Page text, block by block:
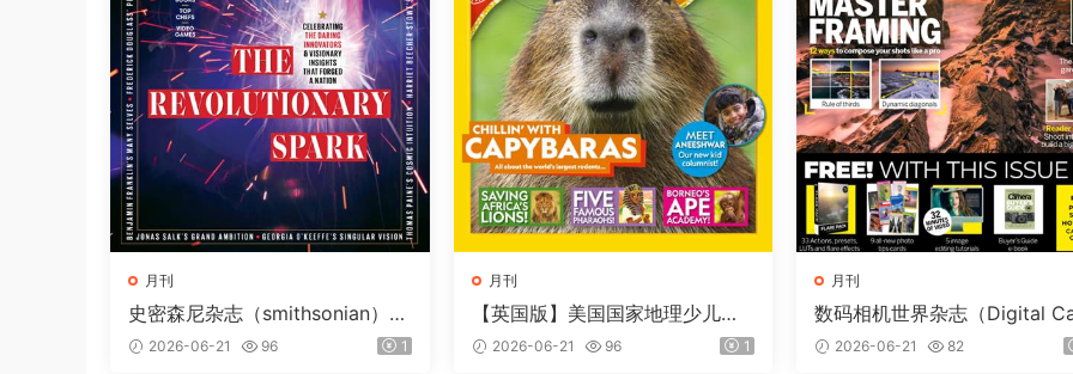
月刊
史密森尼杂志（smithsonian）2
026年夏季刊
2026-06-21 96 1
月刊
【英国版】美国国家地理少儿版
（National Geographic Kids）
第257期
2026-06-21 96 1
月刊
数码相机世界杂志（Digital
era World）2026年7月
2026-06-21 82